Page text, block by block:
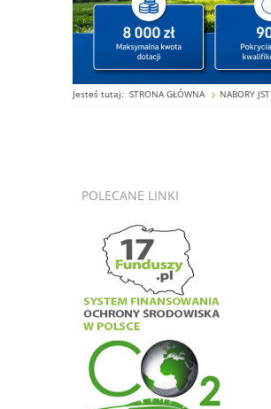
Jesteś tutaj: STRONA GŁÓWNA NABORY JST
POLECANE LINKI